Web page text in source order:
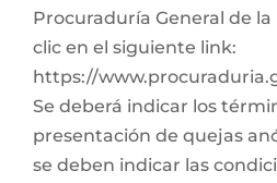
Procuraduría General de
clic en el siguiente link:
https://
Se deberá indicar los
presentación de quejas
se deben indicar las